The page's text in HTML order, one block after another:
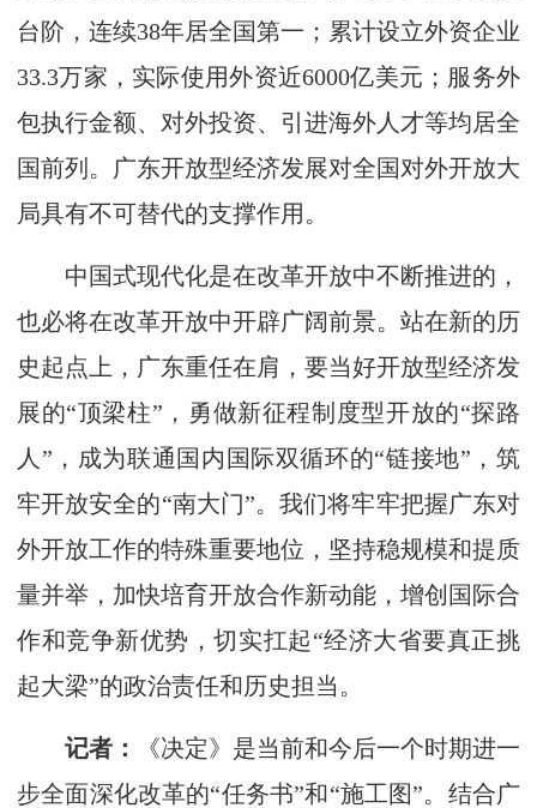
台阶，连续38年居全国第一；累计设立外资企业
33.3万家，实际使用外资近6000亿美元；服务外
包执行金额、对外投资、引进海外人才等均居全
国前列。广东开放型经济发展对全国对外开放大
局具有不可替代的支撑作用。
中国式现代化是在改革开放中不断推进的，
也必将在改革开放中开辟广阔前景。站在新的历
史起点上，广东重任在肩，要当好开放型经济发
展的“顶梁柱”，勇做新征程制度型开放的“探路
人”，成为联通国内国际双循环的“链接地”，筑
牢开放安全的“南大门”。我们将牢牢把握广东对
外开放工作的特殊重要地位，坚持稳规模和提质
量并举，加快培育开放合作新动能，增创国际合
作和竞争新优势，切实扛起“经济大省要真正挑
起大梁”的政治责任和历史担当。
记者：
《决定》是当前和今后一个时期进一
步全面深化改革的“任务书”和“施工图”。结合广